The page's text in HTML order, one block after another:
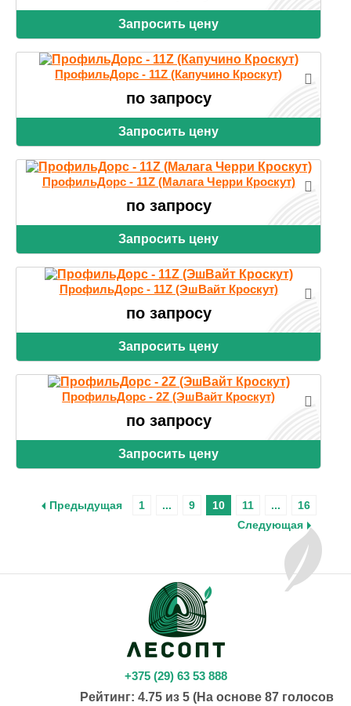
Запросить цену
ПрофильДорс - 11Z (Капучино Кроскут)
по запросу
Запросить цену
ПрофильДорс - 11Z (Малага Черри Кроскут)
по запросу
Запросить цену
ПрофильДорс - 11Z (ЭшВайт Кроскут)
по запросу
Запросить цену
ПрофильДорс - 2Z (ЭшВайт Кроскут)
по запросу
Запросить цену
Предыдущая 1 ... 9 10 11 ...
16
Следующая
+375 (29) 63 53 888
Рейтинг: 4.75из 5(На основе 87голосов